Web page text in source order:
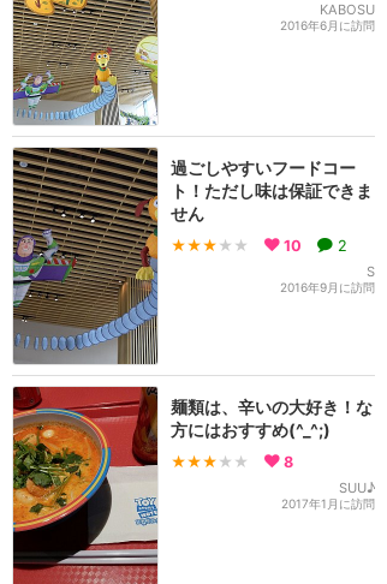
KABOSU
2016年6月に訪問
過ごしやすいフードコー
ト！ただし味は保証できま
せん
★★★ ★★ 10 2
S
2016年9月に訪問
麺類は、辛いの大好き！な
方にはおすすめ(^_^;)
★★★ ★★ 8
SUU♪
2017年1月に訪問